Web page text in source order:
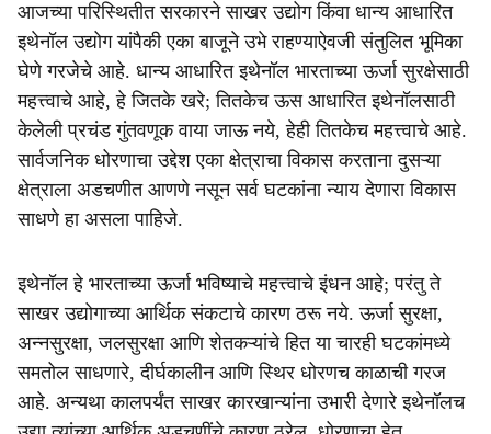
आजच्या परिस्थितीत सरकारने साखर उद्योग किंवा धान्य आधारित
इथेनॉल उद्योग यांपैकी एका बाजूने उभे राहण्याऐवजी संतुलित भूमिका
घेणे गरजेचे आहे. धान्य आधारित इथेनॉल भारताच्या ऊर्जा सुरक्षेसाठी
महत्त्वाचे आहे, हे जितके खरे; तितकेच ऊस आधारित इथेनॉलसाठी
केलेली प्रचंड गुंतवणूक वाया जाऊ नये, हेही तितकेच महत्त्वाचे आहे.
सार्वजनिक धोरणाचा उद्देश एका क्षेत्राचा विकास करताना दुसऱ्या
क्षेत्राला अडचणीत आणणे नसून सर्व घटकांना न्याय देणारा विकास
साधणे हा असला पाहिजे.
इथेनॉल हे भारताच्या ऊर्जा भविष्याचे महत्त्वाचे इंधन आहे; परंतु ते
साखर उद्योगाच्या आर्थिक संकटाचे कारण ठरू नये. ऊर्जा सुरक्षा,
अन्नसुरक्षा, जलसुरक्षा आणि शेतकऱ्यांचे हित या चारही घटकांमध्ये
समतोल साधणारे, दीर्घकालीन आणि स्थिर धोरणच काळाची गरज
आहे. अन्यथा कालपर्यंत साखर कारखान्यांना उभारी देणारे इथेनॉलच